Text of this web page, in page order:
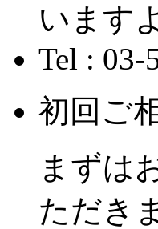
います
Tel : 03-
初回ご
まずは
ただき